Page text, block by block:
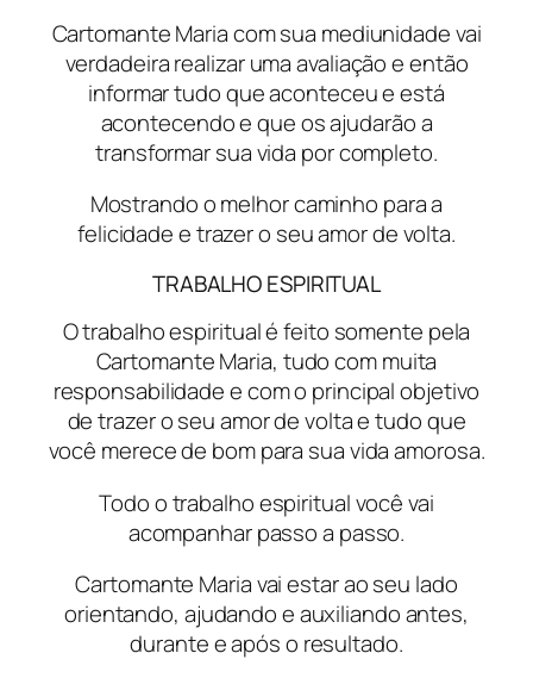
Cartomante Maria com sua mediunidade vai
verdadeira realizar uma avaliação e então
informar tudo que aconteceu e está
acontecendo e que os ajudarão a
transformar sua vida por completo.
Mostrando o melhor caminho para a
felicidade e trazer o seu amor de volta.
TRABALHO ESPIRITUAL
O trabalho espiritual é feito somente pela
Cartomante Maria, tudo com muita
responsabilidade e com o principal objetivo
de trazer o seu amor de volta e tudo que
você merece de bom para sua vida amorosa.
Todo o trabalho espiritual você vai
acompanhar passo a passo.
Cartomante Maria vai estar ao seu lado
orientando, ajudando e auxiliando antes,
durante e após o resultado.